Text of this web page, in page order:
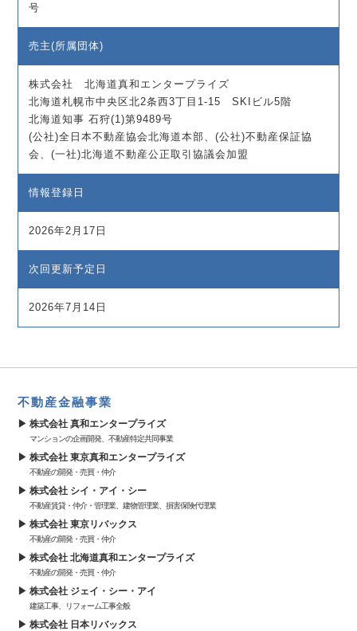
号
売主(所属団体)
株式会社 北海道真和エンタープライズ
北海道札幌市中央区北2条西3丁目1-15 SKIビル5階
北海道知事 石狩(1)第9489号
(公社)全日本不動産協会北海道本部、(公社)不動産保証協
会、(一社)北海道不動産公正取引協議会加盟
情報登録日
2026年2月17日
次回更新予定日
2026年7月14日
不動産金融事業
株式会社 真和エンタープライズ
マンションの企画開発、不動産特定共同事業
株式会社 東京真和エンタープライズ
不動産の開発・売買・仲介
株式会社 シイ・アイ・シー
不動産賃貸・仲介・管理業、建物管理業、損害保険代理業
株式会社 東京リバックス
不動産の開発・売買・仲介
株式会社 北海道真和エンタープライズ
不動産の開発・売買・仲介
株式会社 ジェイ・シー・アイ
建築工事、リフォーム工事全般
株式会社 日本リバックス